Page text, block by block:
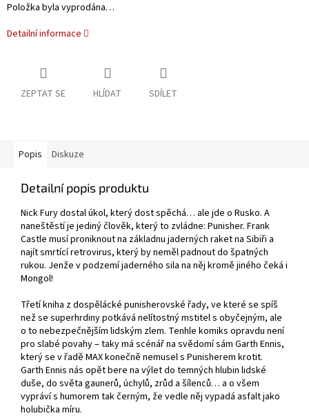
Položka byla vyprodána…
Detailní informace
ZEPTAT SE HLÍDAT SDÍLET
Popis Diskuze
Detailní popis produktu
Nick Fury dostal úkol, který dost spěchá… ale jde o Rusko. A
naneštěstí je jediný člověk, který to zvládne: Punisher. Frank
Castle musí proniknout na základnu jaderných raket na Sibiři a
najít smrtící retrovirus, který by neměl padnout do špatných
rukou. Jenže v podzemí jaderného sila na něj kromě jiného čeká i
Mongol!
Třetí kniha z dospělácké punisherovské řady, ve které se spíš
než se superhrdiny potkává nelítostný mstitel s obyčejným, ale
o to nebezpečnějším lidským zlem. Tenhle komiks opravdu není
pro slabé povahy – taky má scénář na svědomí sám Garth Ennis,
který se v řadě MAX konečně nemusel s Punisherem krotit.
Garth Ennis nás opět bere na výlet do temných hlubin lidské
duše, do světa gaunerů, úchylů, zrůd a šílenců… a o všem
vypráví s humorem tak černým, že vedle něj vypadá asfalt jako
holubička míru.